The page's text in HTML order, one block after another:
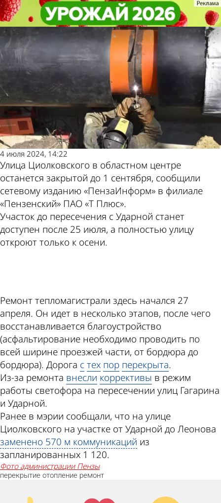
Улицу Циолковского в Пензе
полностью откроют к осени
Общество
4 июля 2024, 14:22
Улица Циолковского в областном центре
останется закрытой до 1 сентября, сообщили
сетевому изданию «ПензаИнформ» в филиале
«Пензенский» ПАО «Т Плюс».
Участок до пересечения с Ударной станет
доступен после 25 июля, а полностью улицу
откроют только к осени.
Ремонт тепломагистрали здесь начался 27
апреля. Он идет в несколько этапов, после чего
восстанавливается благоустройство
(асфальтирование необходимо проводить по
всей ширине проезжей части, от бордюра до
бордюра). Дорога стех пор перекрыта.
Из-за ремонта внесли коррективы в режим
работы светофора на пересечении улиц Гагарина
и Ударной.
Ранее в мэрии сообщали, что на улице
Циолковского на участке от Ударной до Леонова
заменено 570 м коммуникаций из
запланированных 1 120.
фото администрации Пензы
перекрытие отопление ремонт
Улицу Циолковского в Пензе
полностью откроют к осени
Общество
Другие новости по
теме
Погода и курсы
валют в Пензе